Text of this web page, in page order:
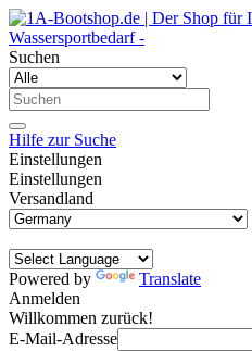
Suchen
Hilfe zur Suche
Einstellungen
Einstellungen
Versandland
Powered by
Translate
Anmelden
Willkommen zurück!
E-Mail-Adresse